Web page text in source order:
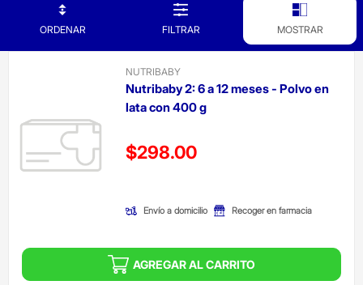
ORDENAR FILTRAR MOSTRAR
NUTRIBABY
Nutribaby 2: 6 a 12 meses - Polvo en
lata con 400 g
Precio reducido de
$298.00
Envío a domicilio Recoger en farmacia
AGREGAR AL CARRITO